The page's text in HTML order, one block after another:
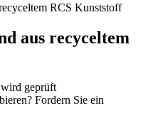
RCS Kunststoff
aus recyceltem
geprüft
Fordern Sie ein